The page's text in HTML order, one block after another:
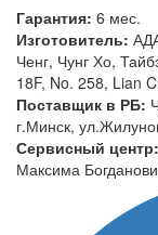
Гарантия: 6 мес.
Изготовитель:
Ченг, Чунг Хо,
18F, No. 258, Lian
Поставщик в РБ:
г.Минск,
Сервисный центр:
Максима